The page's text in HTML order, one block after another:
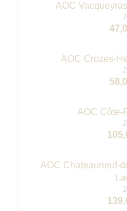
AOC
AOC Crozes-
AOC Côte-
AOC Chateauneuf-